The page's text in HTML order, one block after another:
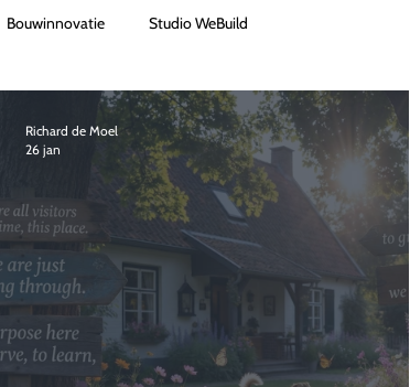
Bouwinnovatie Studio WeBuild
Richard de Moel
26 jan